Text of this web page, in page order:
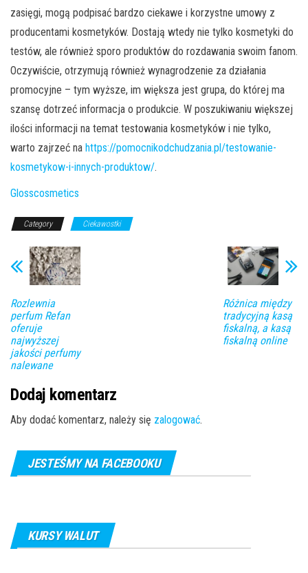
zasięgi, mogą podpisać bardzo ciekawe i korzystne umowy z
producentami kosmetyków. Dostają wtedy nie tylko kosmetyki do
testów, ale również sporo produktów do rozdawania swoim fanom.
Oczywiście, otrzymują również wynagrodzenie za działania
promocyjne – tym wyższe, im większa jest grupa, do której ma
szansę dotrzeć informacja o produkcie. W poszukiwaniu większej
ilości informacji na temat testowania kosmetyków i nie tylko,
warto zajrzeć na https://pomocnikodchudzania.pl/testowanie-
kosmetykow-i-innych-produktow/.
Glosscosmetics
Category Ciekawostki
Rozlewnia
perfum Refan
oferuje
najwyższej
jakości perfumy
nalewane
Różnica między
tradycyjną kasą
fiskalną, a kasą
fiskalną online
Dodaj komentarz
Aby dodać komentarz, należy się zalogować.
JESTEŚMY NA FACEBOOKU
KURSY WALUT